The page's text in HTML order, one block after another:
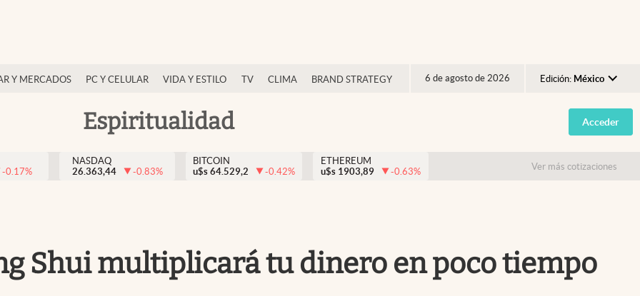
Y MERCADOS PC Y CELULAR VIDA Y ESTILO TV CLIMA BRAND STRATEGY 6 de agosto de 2026 Edición: México
Argentina
España
USA
Espiritualidad Acceder
-0.17%
NASDAQ
26.363,44
-0.83%
BITCOIN
u$s 64.529,2 -0.42%
ETHEREUM
u$s 1903,89 -0.63% Ver más cotizaciones
Shui multiplicará tu dinero en poco tiempo